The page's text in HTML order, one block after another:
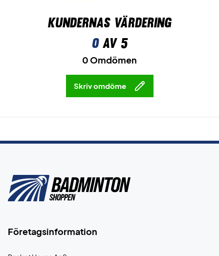
Kundernas värdering
0av 5
0 Omdömen
Skriv omdöme
Företagsinformation